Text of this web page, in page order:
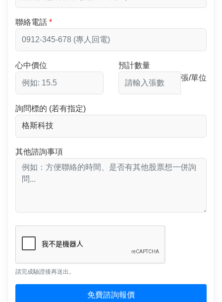
聯絡電話
心中價位
預計數量
張/單位
詢問標的 (若有指定)
其他諮詢事項
請完成驗證後再送出。
免費諮詢報價